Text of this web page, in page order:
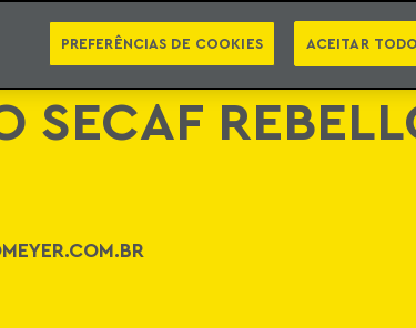
CONTATO NEWSLETTER PT EN
SECAF
PREFERÊNCIAS DE COOKIES ACEITAR